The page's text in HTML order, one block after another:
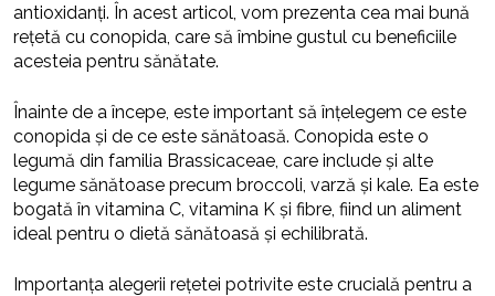
antioxidanți. În acest articol, vom prezenta cea mai bună
rețetă cu conopida, care să îmbine gustul cu beneficiile
acesteia pentru sănătate.
Înainte de a începe, este important să înțelegem ce este
conopida și de ce este sănătoasă. Conopida este o
legumă din familia Brassicaceae, care include și alte
legume sănătoase precum broccoli, varză și kale. Ea este
bogată în vitamina C, vitamina K și fibre, fiind un aliment
ideal pentru o dietă sănătoasă și echilibrată.
Importanța alegerii rețetei potrivite este crucială pentru a